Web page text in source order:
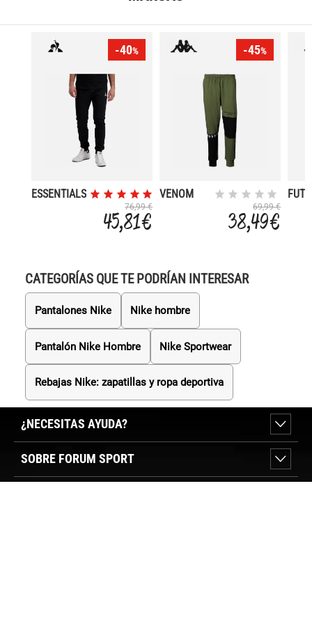
-40%
ESSENTIALS
76,99 €
45,81 €
-45%
VENOM
69,99 €
38,49 €
CATEGORÍAS QUE TE PODRÍAN INTERESAR
Pantalones Nike Nike hombre
Pantalón Nike Hombre Nike Sportwear
Rebajas Nike: zapatillas y ropa deportiva
¿NECESITAS AYUDA?
SOBRE FORUM SPORT